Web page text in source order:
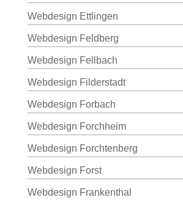
Webdesign Ettlingen
Webdesign Feldberg
Webdesign Fellbach
Webdesign Filderstadt
Webdesign Forbach
Webdesign Forchheim
Webdesign Forchtenberg
Webdesign Forst
Webdesign Frankenthal